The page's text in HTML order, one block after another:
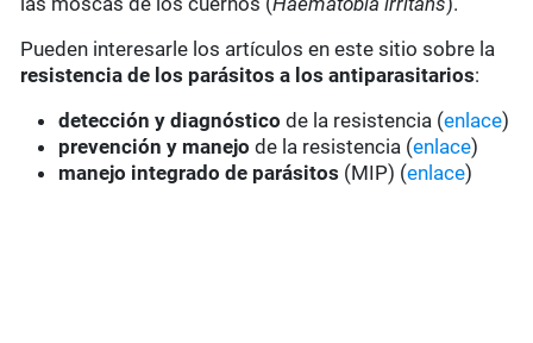
Pueden interesarle los artículos en este sitio sobre la
resistencia de los parásitos a los antiparasitarios:
detección y diagnóstico de la resistencia (enlace)
prevención y manejo de la resistencia (enlace)
manejo integrado de parásitos (MIP) (enlace)